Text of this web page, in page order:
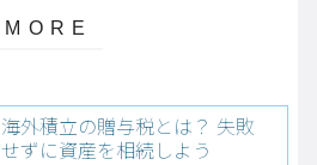
海外積立の贈与税とは？ 失敗
せずに資産を相続しよう